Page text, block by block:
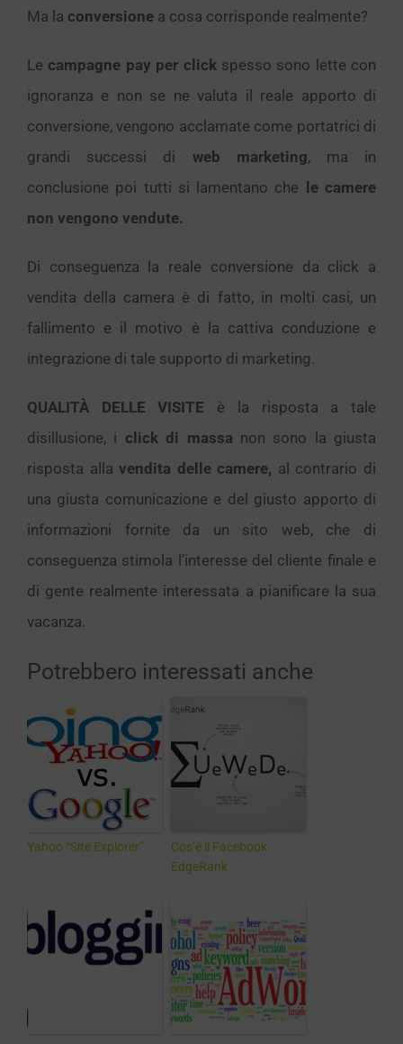
Ma la conversione a cosa corrisponde realmente?
Le campagne pay per clickspesso sono lette con
ignoranza e non se ne valuta il reale apporto di
conversione, vengono acclamate come portatrici di
grandi successi di web marketing, ma in
conclusione poi tutti si lamentano che le camere
non vengono vendute.
Di conseguenza la reale conversione da click a
vendita della camera è di fatto, in molti casi, un
fallimento e il motivo è la cattiva conduzione e
integrazione di tale supporto di marketing.
QUALITÀ DELLE VISITE è la risposta a tale
disillusione, i click di massa non sono la giusta
risposta allavendita delle camere, al contrario di
una giusta comunicazione e del giusto apporto di
informazioni fornite da un sito web, che di
conseguenza stimola l’interesse del cliente finale e
di gente realmente interessata a pianificare la sua
vacanza.
Potrebbero interessati anche
Yahoo “Site Explorer”
Cos’è il Facebook
EdgeRank